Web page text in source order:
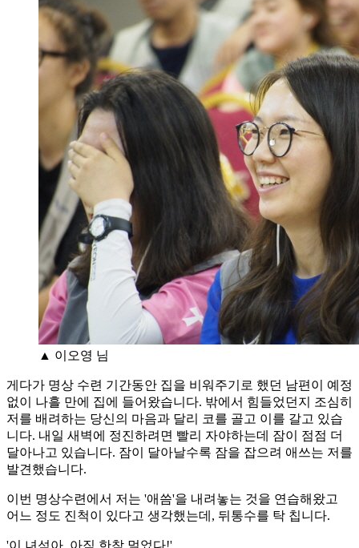
▲ 이오영 님
게다가 명상 수련 기간동안 집을 비워주기로 했던 남편이 예정
없이 나흘 만에 집에 들어왔습니다. 밖에서 힘들었던지 조심히
저를 배려하는 당신의 마음과 달리 코를 골고 이를 갈고 있습
니다. 내일 새벽에 정진하려면 빨리 자야하는데 잠이 점점 더
달아나고 있습니다. 잠이 달아날수록 잠을 잡으려 애쓰는 저를
발견했습니다.
이번 명상수련에서 저는 '애씀'을 내려놓는 것을 연습해왔고
어느 정도 진척이 있다고 생각했는데, 뒤통수를 탁 칩니다.
'이 녀석아, 아직 한참 멀었다!'